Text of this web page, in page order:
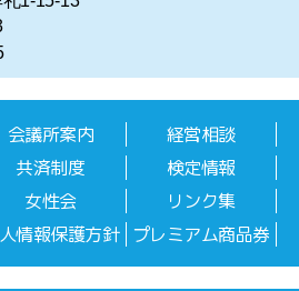
会議所案内
経営相談
共済制度
検定情報
女性会
リンク集
情報保護方針 プレミアム商品券